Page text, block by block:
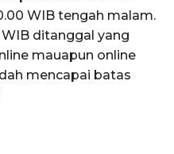
WIB tengah malam.
ditanggal yang
mauapun online
mencapai batas